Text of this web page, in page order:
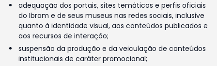
adequação dos portais, sites temáticos e perfis oficiais
do Ibram e de seus museus nas redes sociais, inclusive
quanto à identidade visual, aos conteúdos publicados e
aos recursos de interação;
suspensão da produção e da veiculação de conteúdos
institucionais de caráter promocional;